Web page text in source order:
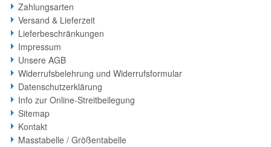
Zahlungsarten
Versand & Lieferzeit
Lieferbeschränkungen
Impressum
Unsere AGB
Widerrufsbelehrung und Widerrufsformular
Datenschutzerklärung
Info zur Online-Streitbeilegung
Sitemap
Kontakt
Masstabelle / Größentabelle